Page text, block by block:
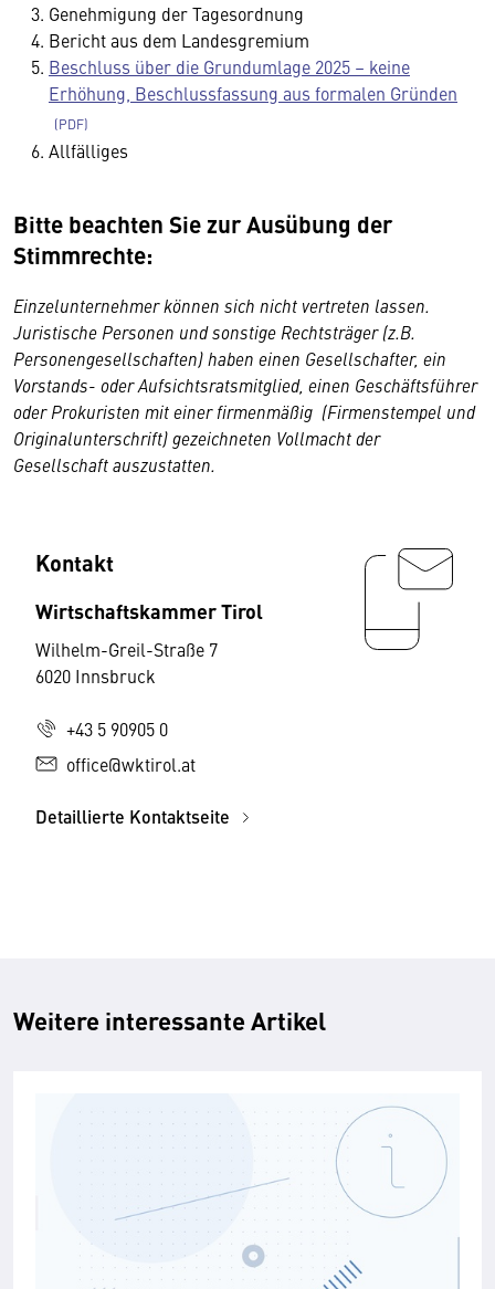
Genehmigung der Tagesordnung
Bericht aus dem Landesgremium
Beschluss über die Grundumlage 2025 – keine
Erhöhung, Beschlussfassung aus formalen Gründen
Allfälliges
Bitte beachten Sie zur Ausübung der
Stimmrechte:
Einzelunternehmer können sich nicht vertreten lassen.
Juristische Personen und sonstige Rechtsträger (z.B.
Personengesellschaften) haben einen Gesellschafter, ein
Vorstands- oder Aufsichtsratsmitglied, einen Geschäftsführer
oder Prokuristen mit einer firmenmäßig (Firmenstempel und
Originalunterschrift) gezeichneten Vollmacht der
Gesellschaft auszustatten.
Kontakt
Wirtschaftskammer Tirol
Wilhelm-Greil-Straße 7
6020 Innsbruck
+43 5 90905 0
office@wktirol.at
Detaillierte Kontaktseite
Weitere interessante Artikel